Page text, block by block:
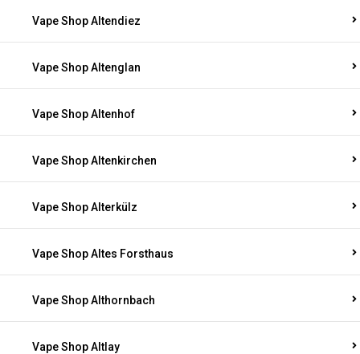
Vape Shop Altendiez
Vape Shop Altenglan
Vape Shop Altenhof
Vape Shop Altenkirchen
Vape Shop Alterkülz
Vape Shop Altes Forsthaus
Vape Shop Althornbach
Vape Shop Altlay